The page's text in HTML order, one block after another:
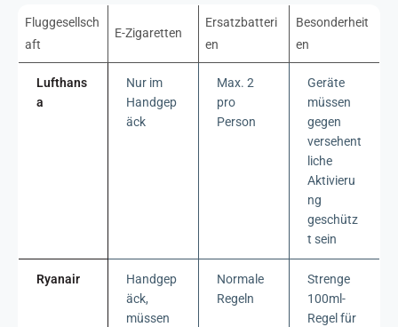
Fluggesellsch
aft
E-Zigaretten
Ersatzbatteri
en
Besonderheit
en
Lufthans
a
Nur im
Handgep
äck
Max. 2
pro
Person
Geräte
müssen
gegen
versehent
liche
Aktivieru
ng
geschütz
t sein
Ryanair
Handgep
äck,
müssen
Normale
Regeln
Strenge
100ml-
Regel für